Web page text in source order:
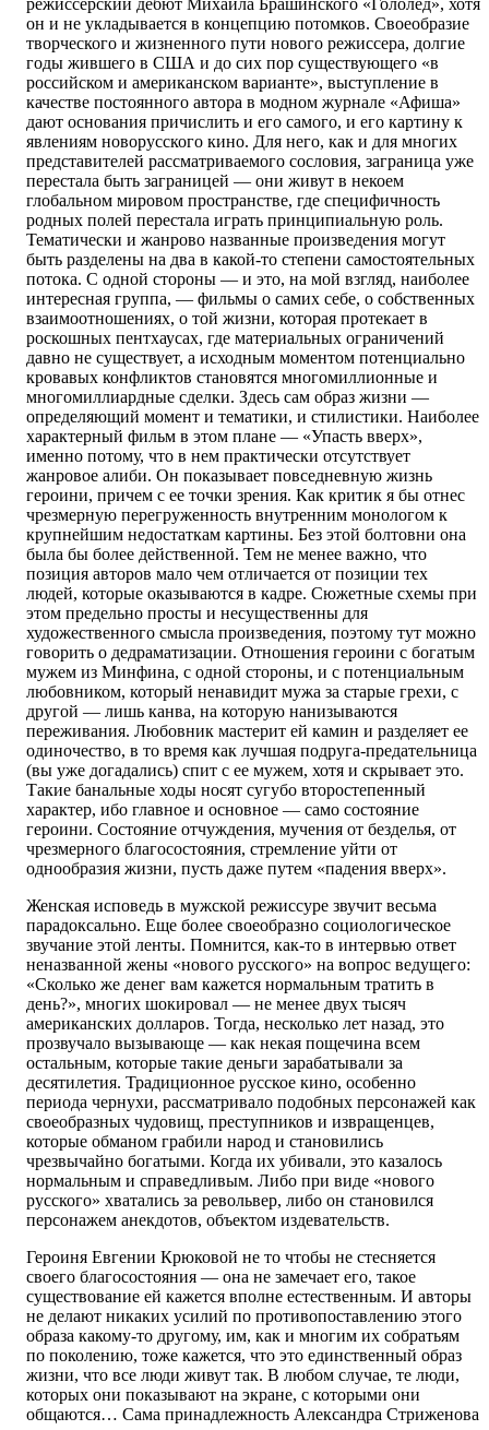
режиссерский дебют Михаила Брашинского «Гололед», хотя
он и не укладывается в концепцию потомков. Своеобразие
творческого и жизненного пути нового режиссера, долгие
годы жившего в США и до сих пор существующего «в
российском и американском варианте», выступление в
качестве постоянного автора в модном журнале «Афиша»
дают основания причислить и его самого, и его картину к
явлениям новорусского кино. Для него, как и для многих
представителей рассматриваемого сословия, заграница уже
перестала быть заграницей — они живут в некоем
глобальном мировом пространстве, где специфичность
родных полей перестала играть принципиальную роль.
Тематически и жанрово названные произведения могут
быть разделены на два в какой-то степени самостоятельных
потока. С одной стороны — и это, на мой взгляд, наиболее
интересная группа, — фильмы о самих себе, о собственных
взаимоотношениях, о той жизни, которая протекает в
роскошных пентхаусах, где материальных ограничений
давно не существует, а исходным моментом потенциально
кровавых конфликтов становятся многомиллионные и
многомиллиардные сделки. Здесь сам образ жизни —
определяющий момент и тематики, и стилистики. Наиболее
характерный фильм в этом плане — «Упасть вверх»,
именно потому, что в нем практически отсутствует
жанровое алиби. Он показывает повседневную жизнь
героини, причем с ее точки зрения. Как критик я бы отнес
чрезмерную перегруженность внутренним монологом к
крупнейшим недостаткам картины. Без этой болтовни она
была бы более действенной. Тем не менее важно, что
позиция авторов мало чем отличается от позиции тех
людей, которые оказываются в кадре. Сюжетные схемы при
этом предельно просты и несущественны для
художественного смысла произведения, поэтому тут можно
говорить о дедраматизации. Отношения героини с богатым
мужем из Минфина, с одной стороны, и с потенциальным
любовником, который ненавидит мужа за старые грехи, с
другой — лишь канва, на которую нанизываются
переживания. Любовник мастерит ей камин и разделяет ее
одиночество, в то время как лучшая подруга-предательница
(вы уже догадались) спит с ее мужем, хотя и скрывает это.
Такие банальные ходы носят сугубо второстепенный
характер, ибо главное и основное — само состояние
героини. Состояние отчуждения, мучения от безделья, от
чрезмерного благосостояния, стремление уйти от
однообразия жизни, пусть даже путем «падения вверх».
Женская исповедь в мужской режиссуре звучит весьма
парадоксально. Еще более своеобразно социологическое
звучание этой ленты. Помнится, как-то в интервью ответ
неназванной жены «нового русского» на вопрос ведущего:
«Сколько же денег вам кажется нормальным тратить в
день?», многих шокировал — не менее двух тысяч
американских долларов. Тогда, несколько лет назад, это
прозвучало вызывающе — как некая пощечина всем
остальным, которые такие деньги зарабатывали за
десятилетия. Традиционное русское кино, особенно
периода чернухи, рассматривало подобных персонажей как
своеобразных чудовищ, преступников и извращенцев,
которые обманом грабили народ и становились
чрезвычайно богатыми. Когда их убивали, это казалось
нормальным и справедливым. Либо при виде «нового
русского» хватались за револьвер, либо он становился
персонажем анекдотов, объектом издевательств.
Героиня Евгении Крюковой не то чтобы не стесняется
своего благосостояния — она не замечает его, такое
существование ей кажется вполне естественным. И авторы
не делают никаких усилий по противопоставлению этого
образа какому-то другому, им, как и многим их собратьям
по поколению, тоже кажется, что это единственный образ
жизни, что все люди живут так. В любом случае, те люди,
которых они показывают на экране, с которыми они
общаются… Сама принадлежность Александра Стриженова